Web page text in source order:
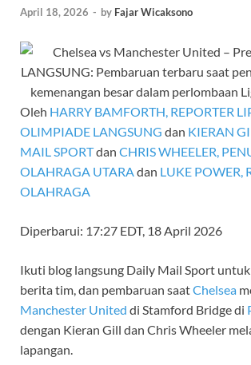
April 18, 2026 - by Fajar Wicaksono
Oleh HARRY BAMFORTH, REPORTER
OLIMPIADE LANGSUNG dan KIERAN
MAIL SPORTdan CHRIS WHEELER,
OLAHRAGA UTARAdan LUKE POWER,
OLAHRAGA
Diperbarui: 17:27 EDT, 18 April 2026
Ikuti blog langsung Daily Mail Sport
berita tim, dan pembaruan saatChelsea
Manchester United di Stamford Bridge di
dengan Kieran Gill dan Chris Wheeler
lapangan.